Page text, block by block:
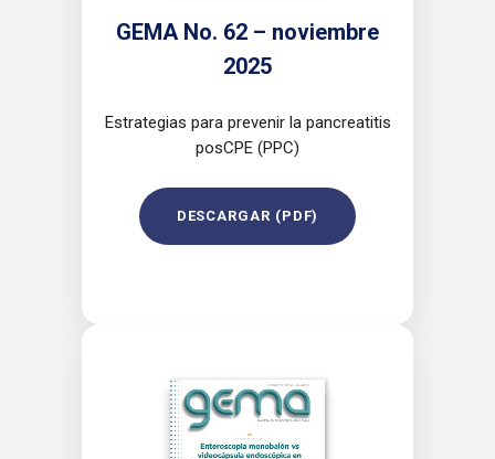
GEMA No. 62 – noviembre
2025
Estrategias para prevenir la pancreatitis
posCPE (PPC)
DESCARGAR (PDF)